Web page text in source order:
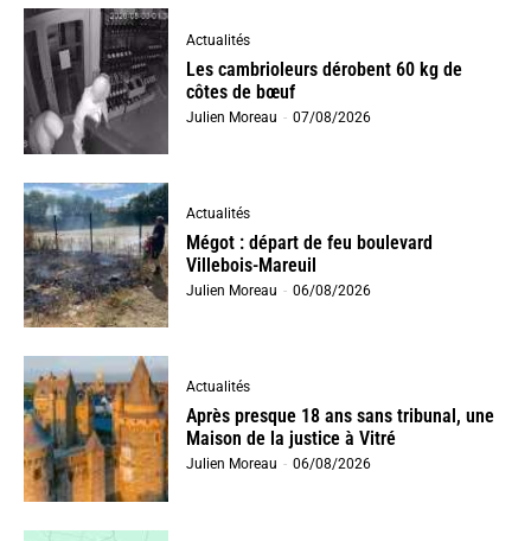
Actualités
Les cambrioleurs dérobent 60 kg de
côtes de bœuf
Julien Moreau - 07/08/2026
Actualités
Mégot : départ de feu boulevard
Villebois-Mareuil
Julien Moreau - 06/08/2026
Actualités
Après presque 18 ans sans tribunal, une
Maison de la justice à Vitré
Julien Moreau - 06/08/2026